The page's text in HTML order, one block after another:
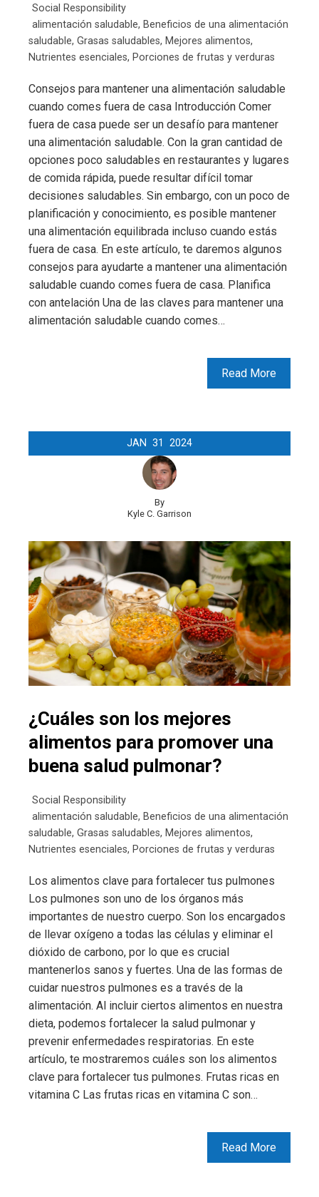
Social Responsibility
alimentación saludable, Beneficios de una alimentación
saludable, Grasas saludables, Mejores alimentos,
Nutrientes esenciales, Porciones de frutas y verduras
Consejos para mantener una alimentación saludable
cuando comes fuera de casa Introducción Comer
fuera de casa puede ser un desafío para mantener
una alimentación saludable. Con la gran cantidad de
opciones poco saludables en restaurantes y lugares
de comida rápida, puede resultar difícil tomar
decisiones saludables. Sin embargo, con un poco de
planificación y conocimiento, es posible mantener
una alimentación equilibrada incluso cuando estás
fuera de casa. En este artículo, te daremos algunos
consejos para ayudarte a mantener una alimentación
saludable cuando comes fuera de casa. Planifica
con antelación Una de las claves para mantener una
alimentación saludable cuando comes…
Read More
JAN 31 2024
By
Kyle C. Garrison
¿Cuáles son los mejores
alimentos para promover una
buena salud pulmonar?
Social Responsibility
alimentación saludable, Beneficios de una alimentación
saludable, Grasas saludables, Mejores alimentos,
Nutrientes esenciales, Porciones de frutas y verduras
Los alimentos clave para fortalecer tus pulmones
Los pulmones son uno de los órganos más
importantes de nuestro cuerpo. Son los encargados
de llevar oxígeno a todas las células y eliminar el
dióxido de carbono, por lo que es crucial
mantenerlos sanos y fuertes. Una de las formas de
cuidar nuestros pulmones es a través de la
alimentación. Al incluir ciertos alimentos en nuestra
dieta, podemos fortalecer la salud pulmonar y
prevenir enfermedades respiratorias. En este
artículo, te mostraremos cuáles son los alimentos
clave para fortalecer tus pulmones. Frutas ricas en
vitamina C Las frutas ricas en vitamina C son…
Read More